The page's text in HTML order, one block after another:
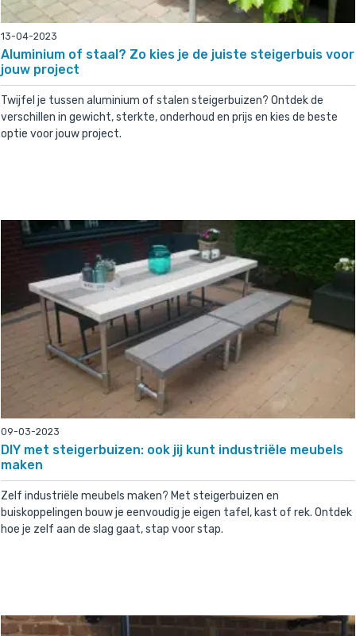
13-04-2023
Aluminium of staal? Zo kies je de juiste steigerbuis voor
jouw project
Twijfel je tussen aluminium of stalen steigerbuizen? Ontdek de
verschillen in gewicht, sterkte, onderhoud en prijs en kies de beste
optie voor jouw project.
09-03-2023
DIY met steigerbuizen: ook jij kunt industriële meubels
maken
Zelf industriële meubels maken? Met steigerbuizen en
buiskoppelingen bouw je eenvoudig je eigen tafel, kast of rek. Ontdek
hoe je zelf aan de slag gaat, stap voor stap.